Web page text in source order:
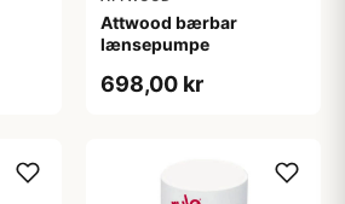
Attwood bærbar
lænsepumpe
698,00 kr